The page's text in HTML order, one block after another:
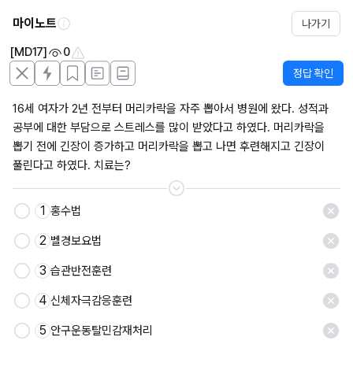
마이노트 나가기
[MD17] 0
정답 확인
16세 여자가 2년 전부터 머리카락을 자주 뽑아서 병원에 왔다. 성적과
공부에 대한 부담으로 스트레스를 많이 받았다고 하였다. 머리카락을
뽑기 전에 긴장이 증가하고 머리카락을 뽑고 나면 후련해지고 긴장이
풀린다고 하였다. 치료는?
저장
1 홍수법
2 벨경보요법
3 습관반전훈련
4 신체자극감응훈련
5 안구운동탈민감재처리